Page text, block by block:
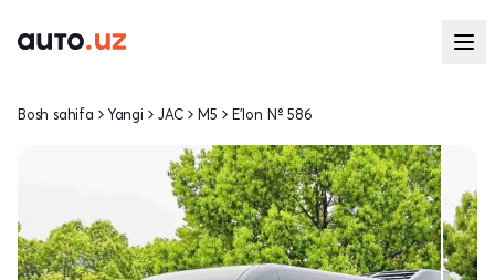
Bosh sahifa Yangi JAC M5 E'lon № 586